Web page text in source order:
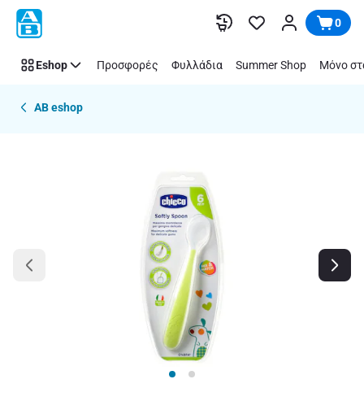
Παράλειψη 0
Eshop Προσφορές Φυλλάδια Summer Shop Μόνο
AB eshop